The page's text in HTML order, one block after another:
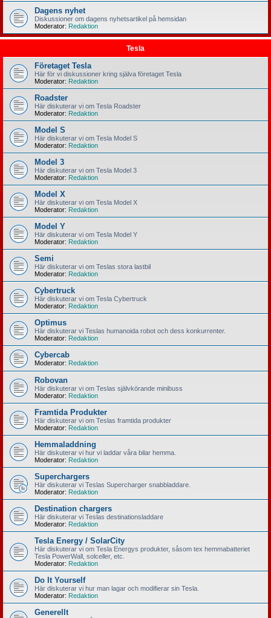
Dagens nyhet
Diskussioner om dagens nyhetsartikel på hemsidan
Moderator: Redaktion
Tesla
Företaget Tesla
Här för vi diskussioner kring själva företaget Tesla
Moderator: Redaktion
Roadster
Här diskuterar vi om Tesla Roadster
Moderator: Redaktion
Model S
Här diskuterar vi om Tesla Model S
Moderator: Redaktion
Model 3
Här diskuterar vi om Tesla Model 3
Moderator: Redaktion
Model X
Här diskuterar vi om Tesla Model X
Moderator: Redaktion
Model Y
Här diskuterar vi om Tesla Model Y
Moderator: Redaktion
Semi
Här diskuterar vi om Teslas stora lastbil
Moderator: Redaktion
Cybertruck
Här diskuterar vi om Tesla Cybertruck
Moderator: Redaktion
Optimus
Här diskuterar vi Teslas humanoida robot och dess konkurrenter.
Moderator: Redaktion
Cybercab
Moderator: Redaktion
Robovan
Här diskuterar vi om Teslas självkörande minibuss
Moderator: Redaktion
Framtida Produkter
Här diskuterar vi om Teslas framtida produkter
Moderator: Redaktion
Hemmaladdning
Här diskuterar vi hur vi laddar våra bilar hemma.
Moderator: Redaktion
Superchargers
Här diskuterar vi Teslas Supercharger snabbladdare.
Moderator: Redaktion
Destination chargers
Här diskuterar vi Teslas destinationsladdare
Moderator: Redaktion
Tesla Energy / SolarCity
Här diskuterar vi om Tesla Energys produkter, såsom tex hemmabatteriet
Tesla PowerWall, solceller, etc.
Moderator: Redaktion
Do It Yourself
Här diskuterar vi hur man lagar och modifierar sin Tesla.
Moderator: Redaktion
Generellt